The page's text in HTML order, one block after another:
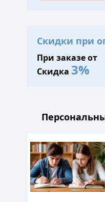
Скидки при
При заказе от
Скидка 3%